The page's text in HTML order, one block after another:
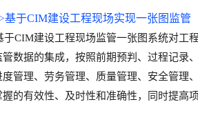
基于CIM建设工程现场实现一张图监管
于CIM建设工程现场监管一张图系统对工
管数据的集成，按照前期预判、过程记录
度管理、劳务管理、质量管理、安全管理
握的有效性、及时性和准确性，同时提高